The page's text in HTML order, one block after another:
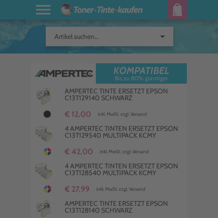
Artikel suchen... arrow_drop_down
KOMPATIBEL
Bis zu 80% günstiger
AMPERTEC TINTE ERSETZT EPSON
C13T129140 SCHWARZ
€ 12,00 inkl. MwSt. zzgl. Versand
4 AMPERTEC TINTEN ERSETZT EPSON
C13T129540 MULTIPACK KCMY
€ 42,00 inkl. MwSt. zzgl. Versand
4 AMPERTEC TINTEN ERSETZT EPSON
C13T128540 MULTIPACK KCMY
€ 27,99 inkl. MwSt. zzgl. Versand
AMPERTEC TINTE ERSETZT EPSON
C13T128140 SCHWARZ